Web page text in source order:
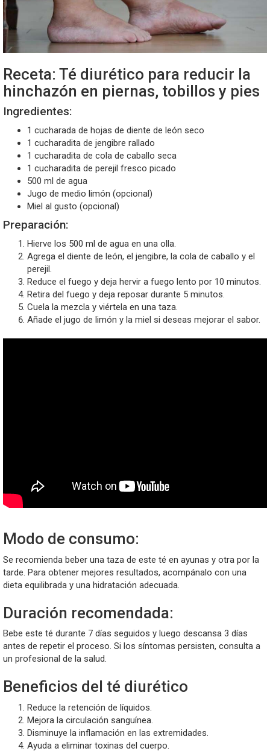
Receta: Té diurético para reducir la
hinchazón en piernas, tobillos y pies
Ingredientes:
1 cucharada de hojas de diente de león seco
1 cucharadita de jengibre rallado
1 cucharadita de cola de caballo seca
1 cucharadita de perejil fresco picado
500 ml de agua
Jugo de medio limón (opcional)
Miel al gusto (opcional)
Preparación:
Hierve los 500 ml de agua en una olla.
Agrega el diente de león, el jengibre, la cola de caballo y el
perejil.
Reduce el fuego y deja hervir a fuego lento por 10 minutos.
Retira del fuego y deja reposar durante 5 minutos.
Cuela la mezcla y viértela en una taza.
Añade el jugo de limón y la miel si deseas mejorar el sabor.
Modo de consumo:
Se recomienda beber una taza de este té en ayunas y otra por la
tarde. Para obtener mejores resultados, acompánalo con una
dieta equilibrada y una hidratación adecuada.
Duración recomendada:
Bebe este té durante 7 días seguidos y luego descansa 3 días
antes de repetir el proceso. Si los síntomas persisten, consulta a
un profesional de la salud.
Beneficios del té diurético
Reduce la retención de líquidos.
Mejora la circulación sanguínea.
Disminuye la inflamación en las extremidades.
Ayuda a eliminar toxinas del cuerpo.